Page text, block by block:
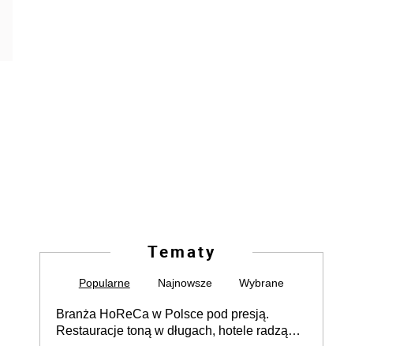
Tematy
Popularne Najnowsze Wybrane
Branża HoReCa w Polsce pod presją.
Restauracje toną w długach, hotele radzą